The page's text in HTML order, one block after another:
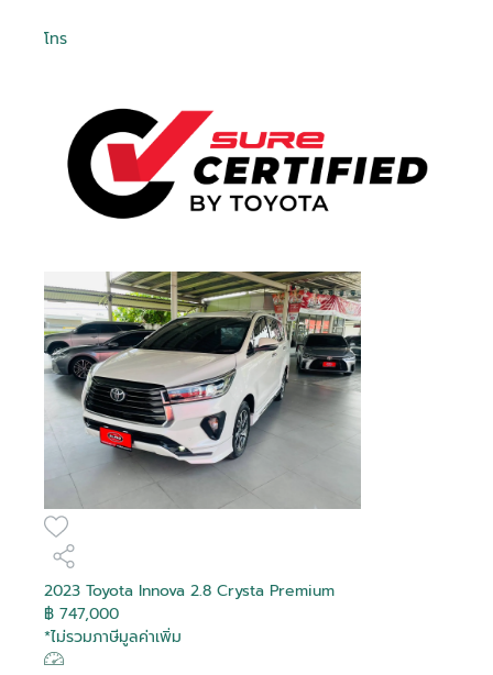
โทร
2023 Toyota Innova 2.8 Crysta Premium
฿ 747,000
*ไม่รวมภาษีมูลค่าเพิ่ม